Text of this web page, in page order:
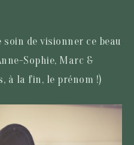
de visionner ce beau
Sophie, Marc &
à la fin, le prénom !)